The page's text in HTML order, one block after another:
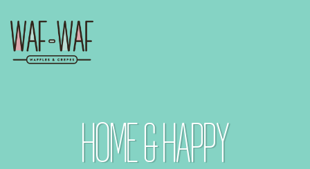
HOME & HAPPY